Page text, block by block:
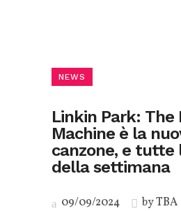
NEWS
Linkin Park: The
Machine è la
canzone, e tutte
della settimana
09/09/2024 byTBA